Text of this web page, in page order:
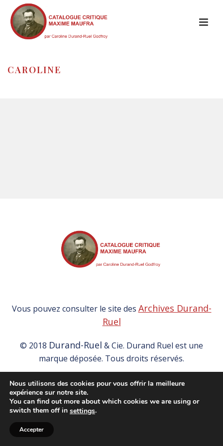
CAROLINE
Vous pouvez consulter le site des Archives Durand-
Ruel
© 2018 Durand-Ruel & Cie. Durand Ruel est une
marque déposée. Tous droits réservés.
Mentions légales et Conditions Générales d’Utilisation
Nous utilisons des cookies pour vous offrir la meilleure
expérience sur notre site.
You can find out more about which cookies we are using or
switch them off in settings.
Accepter